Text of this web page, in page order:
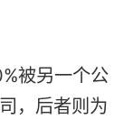
被另一个公
，后者则为